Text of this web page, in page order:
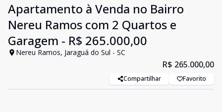
Apartamento à Venda no Bairro
Nereu Ramos com 2 Quartos e
Garagem - R$ 265.000,00
Nereu Ramos, Jaraguá do Sul - SC
R$ 265.000,00
Compartilhar Favorito